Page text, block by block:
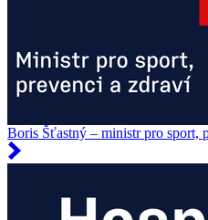
Boris Šťastný – ministr pro sport,